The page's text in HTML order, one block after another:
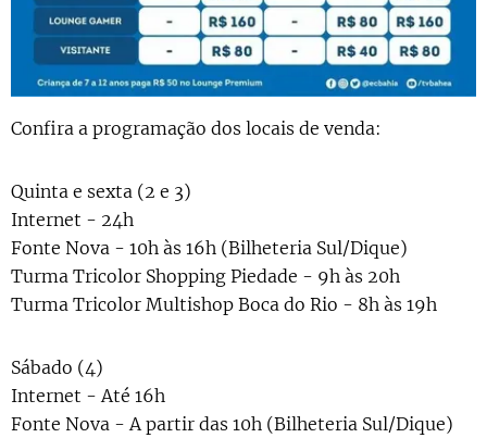
Confira a programação dos locais de venda:
Quinta e sexta (2 e 3)
Internet - 24h
Fonte Nova - 10h às 16h (Bilheteria Sul/Dique)
Turma Tricolor Shopping Piedade - 9h às 20h
Turma Tricolor Multishop Boca do Rio - 8h às 19h
Sábado (4)
Internet - Até 16h
Fonte Nova - A partir das 10h (Bilheteria Sul/Dique)